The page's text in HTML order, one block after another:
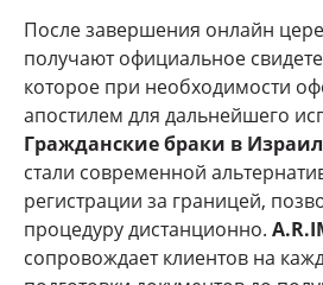
После завершения онлайн
получают официальное
которое при необходимости
апостилем для дальнейшего
Гражданские браки в
стали современной
регистрации за границей,
процедуру дистанционно.
сопровождает клиентов на